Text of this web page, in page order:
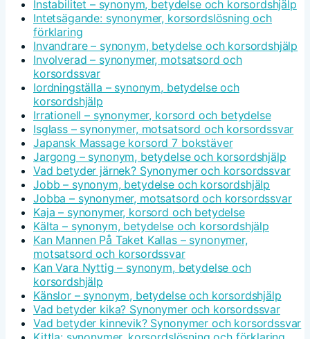
Instabilitet – synonym, betydelse och korsordshjälp
Intetsägande: synonymer, korsordslösning och
förklaring
Invandrare – synonym, betydelse och korsordshjälp
Involverad – synonymer, motsatsord och
korsordssvar
Iordningställa – synonym, betydelse och
korsordshjälp
Irrationell – synonymer, korsord och betydelse
Isglass – synonymer, motsatsord och korsordssvar
Japansk Massage korsord 7 bokstäver
Jargong – synonym, betydelse och korsordshjälp
Vad betyder järnek? Synonymer och korsordssvar
Jobb – synonym, betydelse och korsordshjälp
Jobba – synonymer, motsatsord och korsordssvar
Kaja – synonymer, korsord och betydelse
Kälta – synonym, betydelse och korsordshjälp
Kan Mannen På Taket Kallas – synonymer,
motsatsord och korsordssvar
Kan Vara Nyttig – synonym, betydelse och
korsordshjälp
Känslor – synonym, betydelse och korsordshjälp
Vad betyder kika? Synonymer och korsordssvar
Vad betyder kinnevik? Synonymer och korsordssvar